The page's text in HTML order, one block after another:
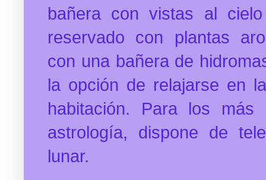
bañera con vistas al
reservado con plantas
con una bañera de
la opción de relajarse en
habitación. Para los
astrología, dispone de
lunar.